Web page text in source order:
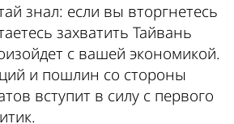
знал: если вы вторгнетесь
захватить Тайвань
с вашей экономикой.
и пошлин со стороны
вступит в силу с первого